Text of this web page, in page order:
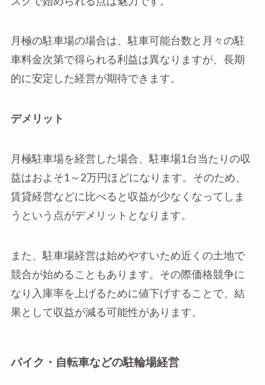
月極の駐車場の場合は、駐車可能台数と月々の駐
車料金次第で得られる利益は異なりますが、長期
的に安定した経営が期待できます。
デメリット
月極駐車場を経営した場合、駐車場1台当たりの収
益はおよそ1～2万円ほどになります。そのため、
賃貸経営などに比べると収益が少なくなってしま
うという点がデメリットとなります。
また、駐車場経営は始めやすいため近くの土地で
競合が始めることもあります。その際価格競争に
なり入庫率を上げるために値下げすることで、結
果として収益が減る可能性があります。
バイク・自転車などの駐輪場経営